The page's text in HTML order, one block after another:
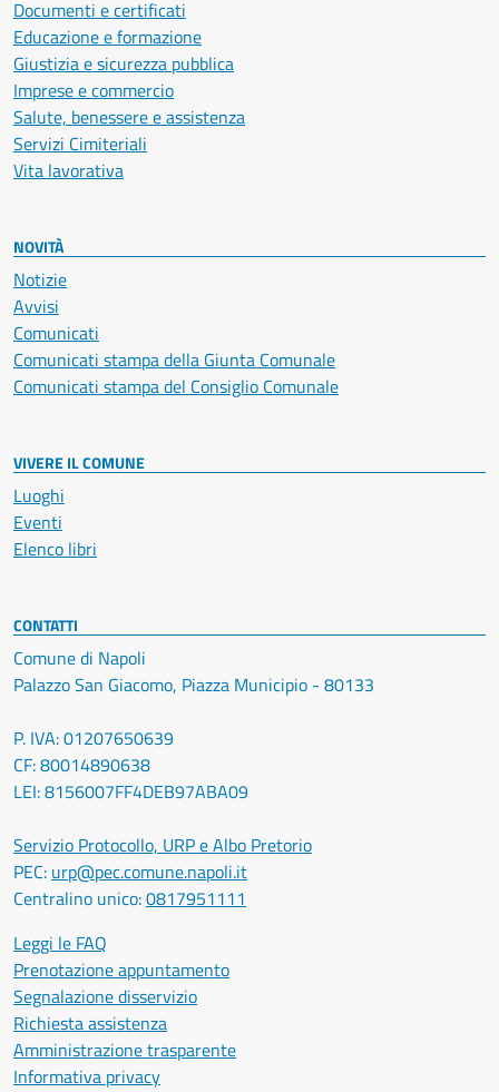
Documenti e certificati
Educazione e formazione
Giustizia e sicurezza pubblica
Imprese e commercio
Salute, benessere e assistenza
Servizi Cimiteriali
Vita lavorativa
NOVITÀ
Notizie
Avvisi
Comunicati
Comunicati stampa della Giunta Comunale
Comunicati stampa del Consiglio Comunale
VIVERE IL COMUNE
Luoghi
Eventi
Elenco libri
CONTATTI
Comune di Napoli
Palazzo San Giacomo, Piazza Municipio - 80133
P. IVA: 01207650639
CF: 80014890638
LEI: 8156007FF4DEB97ABA09
Servizio Protocollo, URP e Albo Pretorio
PEC: urp@pec.comune.napoli.it
Centralino unico:0817951111
Leggi le FAQ
Prenotazione appuntamento
Segnalazione disservizio
Richiesta assistenza
Amministrazione trasparente
Informativa privacy